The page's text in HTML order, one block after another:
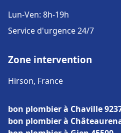
Lun-Ven: 8h-19h
Service d'urgence 24/7
Zone intervention
Hirson, France
bon plombier à Chaville
bon plombier à